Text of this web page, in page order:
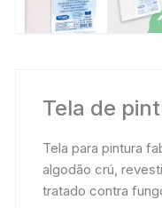
Tela de
Tela para pintura
algodão crú,
tratado contra